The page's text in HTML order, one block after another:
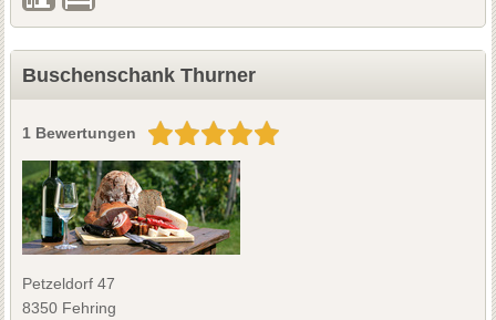
Buschenschank Thurner
1 Bewertungen
Petzeldorf 47
8350 Fehring